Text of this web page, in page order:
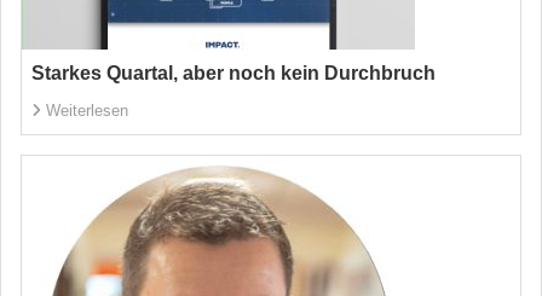
Starkes Quartal, aber noch kein Durchbruch
Weiterlesen